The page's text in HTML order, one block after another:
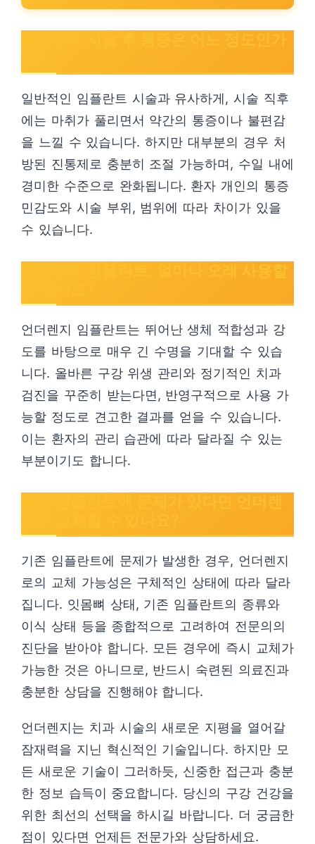
일반적인 임플란트 시술과 유사하게, 시술 직후
에는 마취가 풀리면서 약간의 통증이나 불편감
을 느낄 수 있습니다. 하지만 대부분의 경우 처
방된 진통제로 충분히 조절 가능하며, 수일 내에
경미한 수준으로 완화됩니다. 환자 개인의 통증
민감도와 시술 부위, 범위에 따라 차이가 있을
수 있습니다.
언더렌지 임플란트는 뛰어난 생체 적합성과 강
도를 바탕으로 매우 긴 수명을 기대할 수 있습
니다. 올바른 구강 위생 관리와 정기적인 치과
검진을 꾸준히 받는다면, 반영구적으로 사용 가
능할 정도로 견고한 결과를 얻을 수 있습니다.
이는 환자의 관리 습관에 따라 달라질 수 있는
부분이기도 합니다.
기존 임플란트에 문제가 발생한 경우, 언더렌지
로의 교체 가능성은 구체적인 상태에 따라 달라
집니다. 잇몸뼈 상태, 기존 임플란트의 종류와
이식 상태 등을 종합적으로 고려하여 전문의의
진단을 받아야 합니다. 모든 경우에 즉시 교체가
가능한 것은 아니므로, 반드시 숙련된 의료진과
충분한 상담을 진행해야 합니다.
언더렌지는 치과 시술의 새로운 지평을 열어갈
잠재력을 지닌 혁신적인 기술입니다. 하지만 모
든 새로운 기술이 그러하듯, 신중한 접근과 충분
한 정보 습득이 중요합니다. 당신의 구강 건강을
위한 최선의 선택을 하시길 바랍니다. 더 궁금한
점이 있다면 언제든 전문가와 상담하세요.